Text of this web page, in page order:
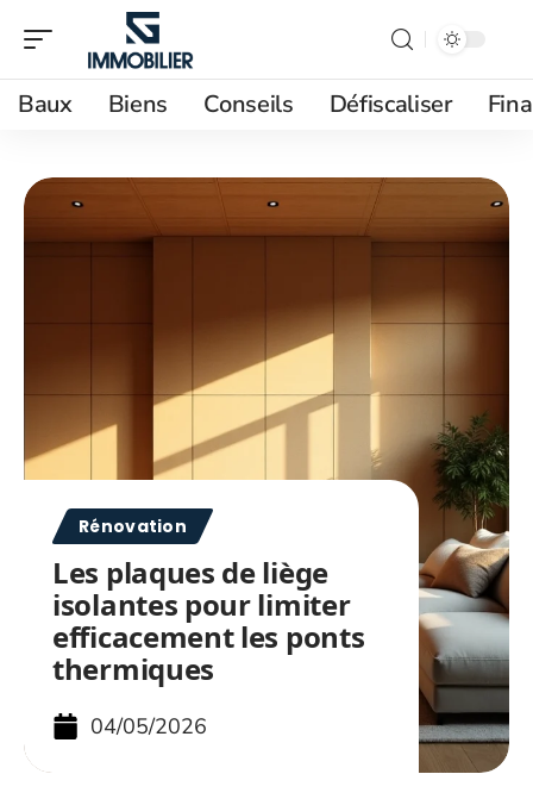
Baux Biens Conseils Défiscaliser
Rénovation
Les plaques de liège
isolantes pour limiter
efficacement les ponts
thermiques
04/05/2026